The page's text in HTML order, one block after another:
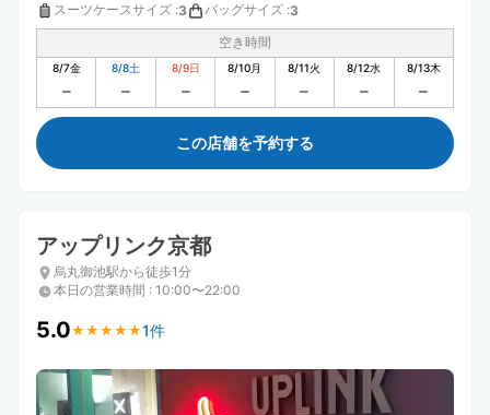
スーツケースサイズ :3 バッグサイズ :3
空き時間
8/7金 8/8土 8/9日 8/10月 8/11火 8/12水 8/13木
この店舗を予約する
アップリンク京都
烏丸御池駅から徒歩1分
本日の営業時間 : 10:00〜22:00
5.0★ ★ ★ ★ ★
★ ★ ★ ★ ★1件